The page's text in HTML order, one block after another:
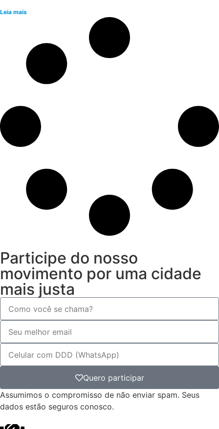
Leia mais
Participe do nosso
movimento por uma cidade
mais justa
Quero participar
Assumimos o compromisso de não enviar spam. Seus
dados estão seguros conosco.